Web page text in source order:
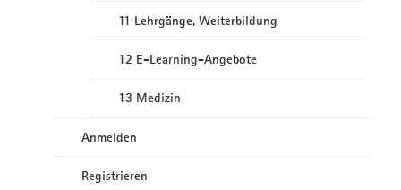
11 Lehrgänge, Weiterbildung
12 E-Learning-Angebote
13 Medizin
Anmelden
Registrieren